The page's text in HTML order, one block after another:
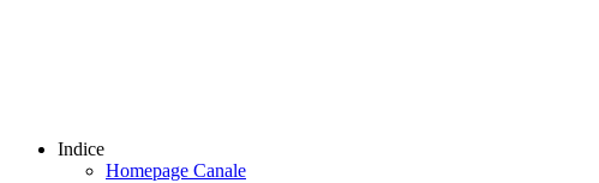
Indice
Homepage Canale